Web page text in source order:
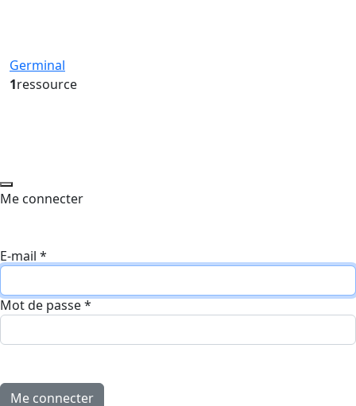
Germinal
1ressource
Me connecter
E-mail *
Mot de passe*